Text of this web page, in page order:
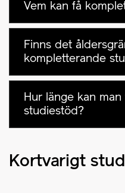
Vem kan få
Finns det
kompletterande
Hur länge kan
studiestöd?
Kortvarigt